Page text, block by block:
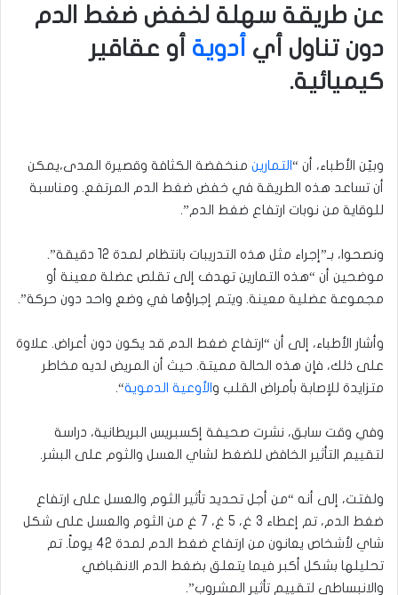
عن طريقة سهلة لخفض ضغط الدم
دون تناول أي أدوية أو عقاقير
كيميائية.
وبيّن الأطباء، أن “ التمارين منخفضة الكثافة وقصيرة المدى،يمكن
أن تساعد هذه الطريقة في خفض ضغط الدم المرتفع. ومناسبة
للوقاية من نوبات ارتفاع ضغط الدم”.
ونصحوا، بـ”إجراء مثل هذه التدريبات بانتظام لمدة 12 دقيقة”.
موضحين أن “هذه التمارين تهدف إلى تقلص عضلة معينة أو
مجموعة عضلية معينة. ويتم إجراؤها في وضع واحد دون حركة”.
وأشار الأطباء، إلى أن “ارتفاع ضغط الدم قد يكون دون أعراض. علاوة
على ذلك، فإن هذه الحالة مميتة. حيث أن المريض لديه مخاطر
متزايدة للإصابة بأمراض القلب و الأوعية الدموية“.
وفي وقت سابق، نشرت صحيفة إكسبريس البريطانية، دراسة
لتقييم التأثير الخافض للضغط لشاي العسل والثوم على البشر.
ولفتت، إلى أنه “من أجل تحديد تأثير الثوم والعسل على ارتفاع
ضغط الدم، تم إعطاء 3 غ، 5 غ، 7 غ من الثوم والعسل على شكل
شاي لأشخاص يعانون من ارتفاع ضغط الدم لمدة 42 يوماً. تم
تحليلها بشكل أكبر فيما يتعلق بضغط الدم الانقباضي
والانبساطي لتقييم تأثير المشروب”.